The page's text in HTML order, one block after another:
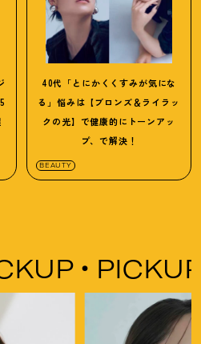
40代「とにかくくすみが気にな
る」悩みは【ブロンズ＆ライラッ
クの光】で健康的にトーンアッ
プ、で解決 ！
BEAUTY